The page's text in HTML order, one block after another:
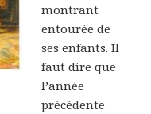
montrant
entourée de
ses enfants. Il
faut dire que
l’année
précédente